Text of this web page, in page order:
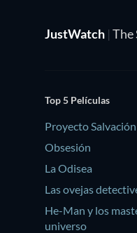
JustWatch | The
Top 5 Películas
Proyecto Salvación
Obsesión
La Odisea
Las ovejas
He-Man y los
universo